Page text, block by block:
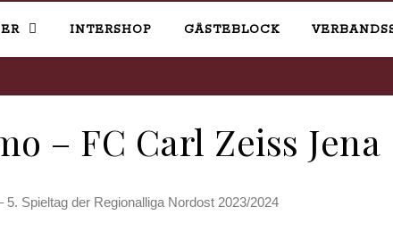
INTERSHOP GÄSTEBLOCK
– FC Carl Zeiss Jena
5. Spieltag der Regionalliga Nordost 2023/2024